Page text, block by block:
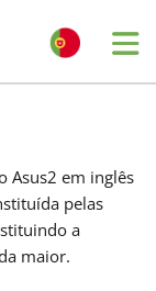
Asus2 em inglês
pelas
a
maior.